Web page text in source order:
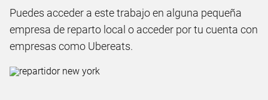
Puedes acceder a este trabajo en alguna pequeña
empresa de reparto local o acceder por tu cuenta con
empresas como Ubereats.